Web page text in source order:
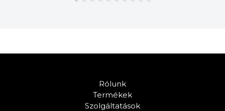
Rólunk
Termékek
Szolgáltatások